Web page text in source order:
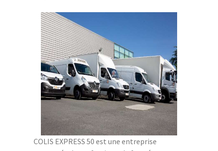
COLIS EXPRESS 50 est une entreprise